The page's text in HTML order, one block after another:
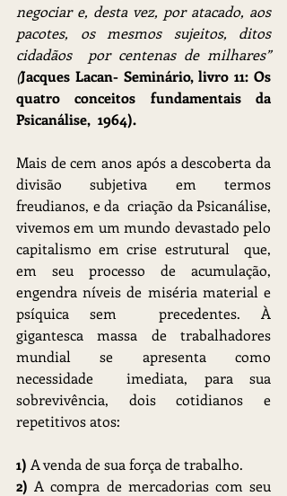
negociar e, desta vez, por atacado, aos
pacotes, os mesmos sujeitos, ditos
cidadãos  por centenas de milhares”
(Jacques Lacan- Seminário, livro 11: Os
quatro conceitos fundamentais da
Psicanálise,  1964).
Mais de cem anos após a descoberta da
divisão subjetiva em termos
freudianos, e da  criação da Psicanálise,
vivemos em um mundo devastado pelo
capitalismo em crise estrutural  que,
em seu processo de acumulação,
engendra níveis de miséria material e
psíquica sem  precedentes. À
gigantesca massa de trabalhadores
mundial se apresenta como
necessidade  imediata, para sua
sobrevivência, dois cotidianos e
repetitivos atos:
1) A venda de sua força de trabalho.
2) A compra de mercadorias com seu